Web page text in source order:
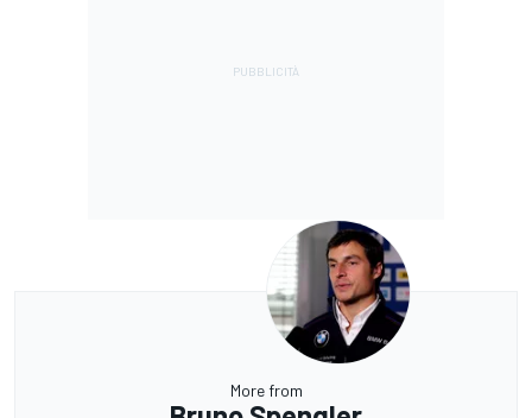
More from